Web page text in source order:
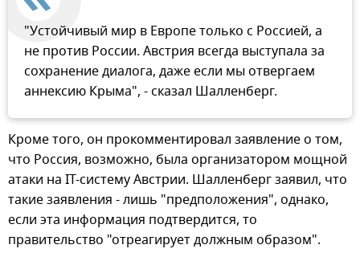
"Устойчивый мир в Европе только с Россией, а
не против России. Австрия всегда выступала за
сохранение диалога, даже если мы отвергаем
аннексию Крыма", - сказал Шалленберг.
Кроме того, он прокомментировал заявление о том,
что Россия, возможно, была организатором мощной
атаки на IT-систему Австрии. Шалленберг заявил, что
такие заявления - лишь "предположения", однако,
если эта информация подтвердится, то
правительство "отреагирует должным образом".